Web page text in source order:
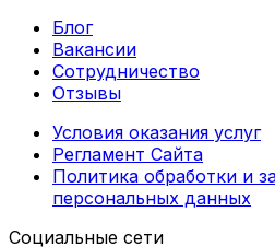
Блог
Вакансии
Сотрудничество
Отзывы
Условия оказания услуг
Регламент Сайта
Политика обработки и
персональных данных
Социальные сети